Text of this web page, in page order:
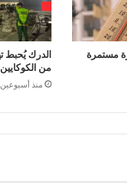
مستمرة
الدرك يُحبط
من
منذ أسبوعين